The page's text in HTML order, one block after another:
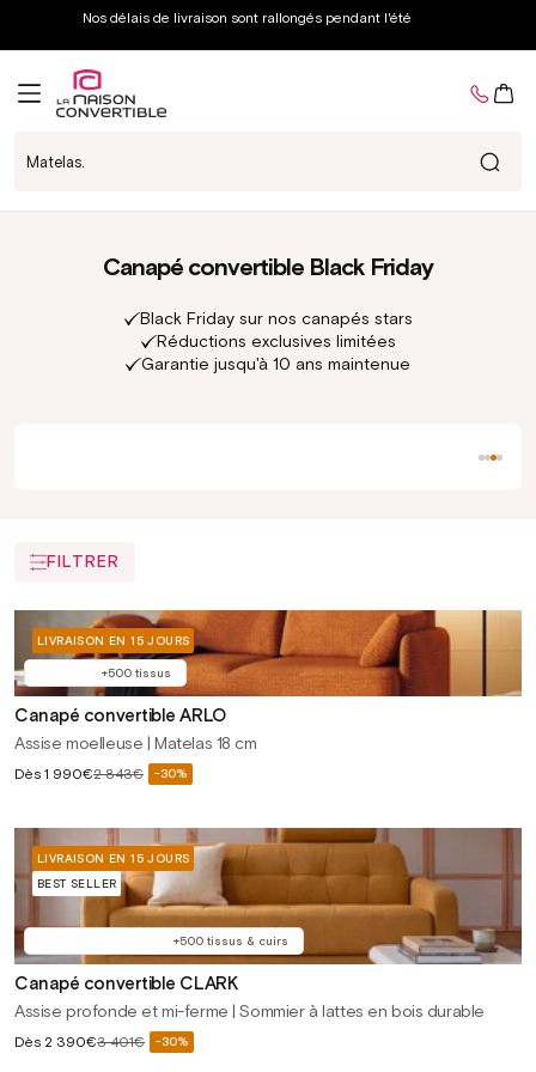
passerNos délais de livraison sont rallongés pendant l'été
Panier
Matelas...
Canapé convertible Black Friday
Black Friday sur nos canapés stars
Réductions exclusives limitées
Garantie jusqu'à 10 ans maintenue
FILTRER
+500 tissus
LIVRAISON EN 15 JOURS
Canapé convertible ARLO
Assise moelleuse | Matelas 18 cm
Prix
Dès 1 990€Prix
2 843€ -30%
+500 tissus & cuirs
LIVRAISON EN 15 JOURS
BEST SELLER
Canapé convertible CLARK
Assise profonde et mi-ferme | Sommier à lattes en bois durable
Prix
Dès 2 390€Prix
3 401€ -30%